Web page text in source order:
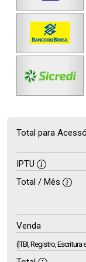
Total para
IPTU
Total / Mês
Venda
(ITBI, Registro, Escritura